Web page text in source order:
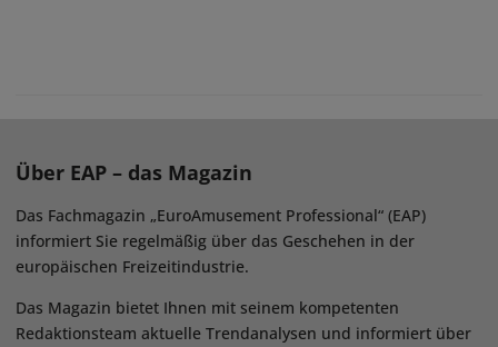
Über EAP – das Magazin
Das Fachmagazin „EuroAmusement Professional“ (EAP)
informiert Sie regelmäßig über das Geschehen in der
europäischen Freizeitindustrie.
Das Magazin bietet Ihnen mit seinem kompetenten
Redaktionsteam aktuelle Trendanalysen und informiert über